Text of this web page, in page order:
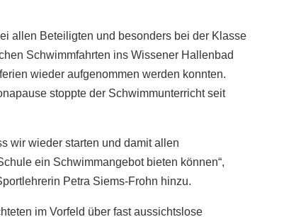
allen Beteiligten und besonders bei der Klasse
Schwimmfahrten ins Wissener Hallenbad
wieder aufgenommen werden konnten.
stoppte der Schwimmunterricht seit
wir wieder starten und damit allen
ein Schwimmangebot bieten können“,
Petra Siems-Frohn hinzu.
im Vorfeld über fast aussichtslose